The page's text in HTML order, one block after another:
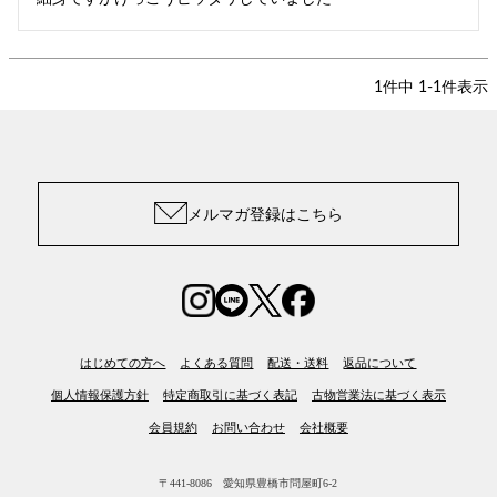
1 件中 1 -1 件表示
メルマガ登録はこちら
はじめての方へ よくある質問 配送・送料 返品について
個人情報保護方針 特定商取引に基づく表記 古物営業法に基づく表示
会員規約 お問い合わせ 会社概要
〒441-8086 愛知県豊橋市問屋町6-2